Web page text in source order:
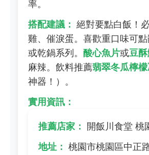
率。
搭配建議： 絕對要點白飯！
雞、催淚蛋。喜歡重口味可
或乾鍋系列。 酸心魚片或豆
麻辣。飲料推薦翡翠冬瓜檸
神器！）。
實用資訊：
推薦店家：
開飯川食堂 桃
地址： 桃園市桃園區中正